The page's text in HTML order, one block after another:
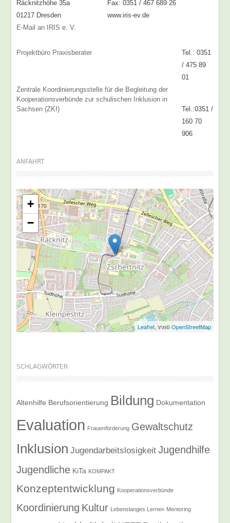
Räcknitzhöhe 35a
Fax: 0351 / 467 689 26
01217 Dresden
www.iris-ev.de
E-Mail an IRIS e. V.
Projektbüro Praxisberater
Tel.: 0351
/ 475 89
01
Zentrale Koordinierungsstelle für die Begleitung der
Kooperationsverbünde zur schulischen Inklusion in
Sachsen (ZKI)
Tel.:0351 /
160 70
906
ANFAHRT
+
−
Leaflet, \r\n©OpenStreetMap
SCHLAGWÖRTER
Altenhilfe Berufsorientierung Bildung Dokumentation
Evaluation Frauenförderung Gewaltschutz
Inklusion Jugendarbeitslosigkeit Jugendhilfe
Jugendliche KiTa KOMPAKT
Konzeptentwicklung Kooperationsverbünde
Koordinierung Kultur Lebenslanges Lernen Mentoring